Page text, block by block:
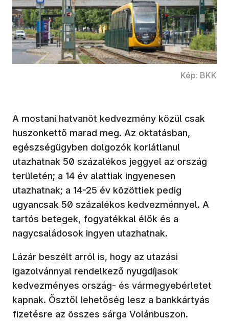
Kép: BKK
A mostani hatvanöt kedvezmény közül csak
huszonkettő marad meg. Az oktatásban,
egészségügyben dolgozók korlátlanul
utazhatnak 50 százalékos jeggyel az ország
területén; a 14 év alattiak ingyenesen
utazhatnak; a 14-25 év közöttiek pedig
ugyancsak 50 százalékos kedvezménnyel. A
tartós betegek, fogyatékkal élők és a
nagycsaládosok ingyen utazhatnak.
Lázár beszélt arról is, hogy az utazási
igazolvánnyal rendelkező nyugdíjasok
kedvezményes ország- és vármegyebérletet
kapnak. Ősztől lehetőség lesz a bankkártyás
fizetésre az összes sárga Volánbuszon.